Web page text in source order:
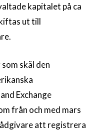
kapitalet på ca
ut till
skäl den
Exchange
från och med mars
att registrera